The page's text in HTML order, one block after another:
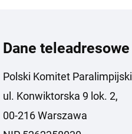
Dane teleadresowe
Polski Komitet Paralimpijski
ul. Konwiktorska 9 lok. 2,
00-216 Warszawa